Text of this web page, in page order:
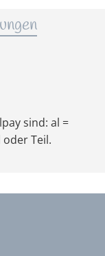
sind: al =
Teil.